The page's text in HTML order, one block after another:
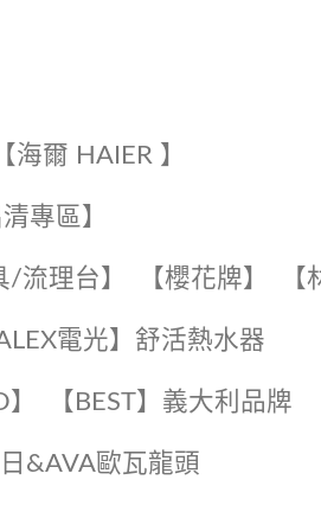
爾 HAIER 】
專區】
/流理台】 【櫻花牌】 【
ALEX電光】舒活熱水器️️
️【BEST】️義大利品牌
&AVA歐瓦龍頭